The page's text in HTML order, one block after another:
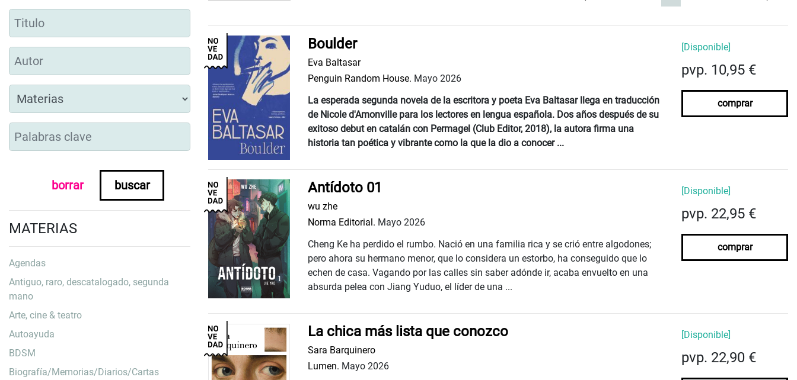
borrar buscar
MATERIAS
Agendas
Antiguo, raro, descatalogado, segunda
mano
Arte, cine & teatro
Autoayuda
BDSM
Biografía/Memorias/Diarios/Cartas
Boulder
Eva Baltasar
Penguin Random House. Mayo 2026
La esperada segunda novela de la escritora y poeta Eva Baltasar llega en traducción
de Nicole d'Amonville para los lectores en lengua española. Dos años después de su
exitoso debut en catalán con Permagel (Club Editor, 2018), la autora firma una
historia tan poética y vibrante como la que la dio a conocer ...
[Disponible]
pvp. 10,95 €
comprar
Antídoto 01
wu zhe
Norma Editorial. Mayo 2026
Cheng Ke ha perdido el rumbo. Nació en una familia rica y se crió entre algodones;
pero ahora su hermano menor, que lo considera un estorbo, ha conseguido que lo
echen de casa. Vagando por las calles sin saber adónde ir, acaba envuelto en una
absurda pelea con Jiang Yuduo, el líder de una ...
[Disponible]
pvp. 22,95 €
comprar
La chica más lista que conozco
Sara Barquinero
Lumen. Mayo 2026
[Disponible]
pvp. 22,90 €